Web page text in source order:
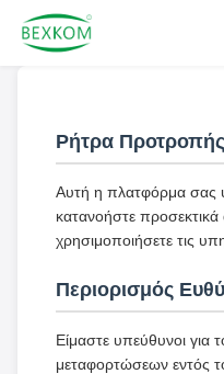
Ρήτρα Προτροπής
Αυτή η πλατφόρμα σας
κατανοήστε
χρησιμοποιήσετε τις
Περιορισμός
Είμαστε υπεύθυνοι για
μεταφορτώσεων εντός